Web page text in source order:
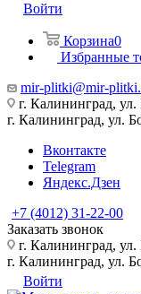
Войти
Корзина0
Избранные
mir-plitki@mir-
г. Калининград,
г. Калининград, ул.
Вконтакте
Telegram
Яндекс.Дзен
+7 (4012) 31-22-00
Заказать звонок
г. Калининград,
г. Калининград, ул.
Войти